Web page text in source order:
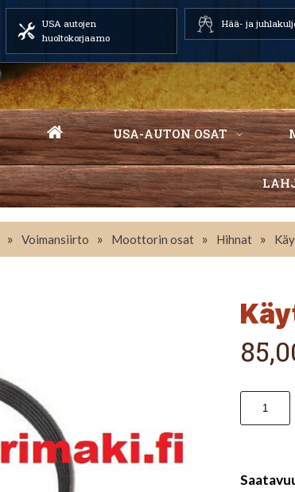
USA autojen
huoltokorjaamo
Hää- ja
USA-AUTON OSAT
» Voimansiirto » Moottorin osat » Hihnat »